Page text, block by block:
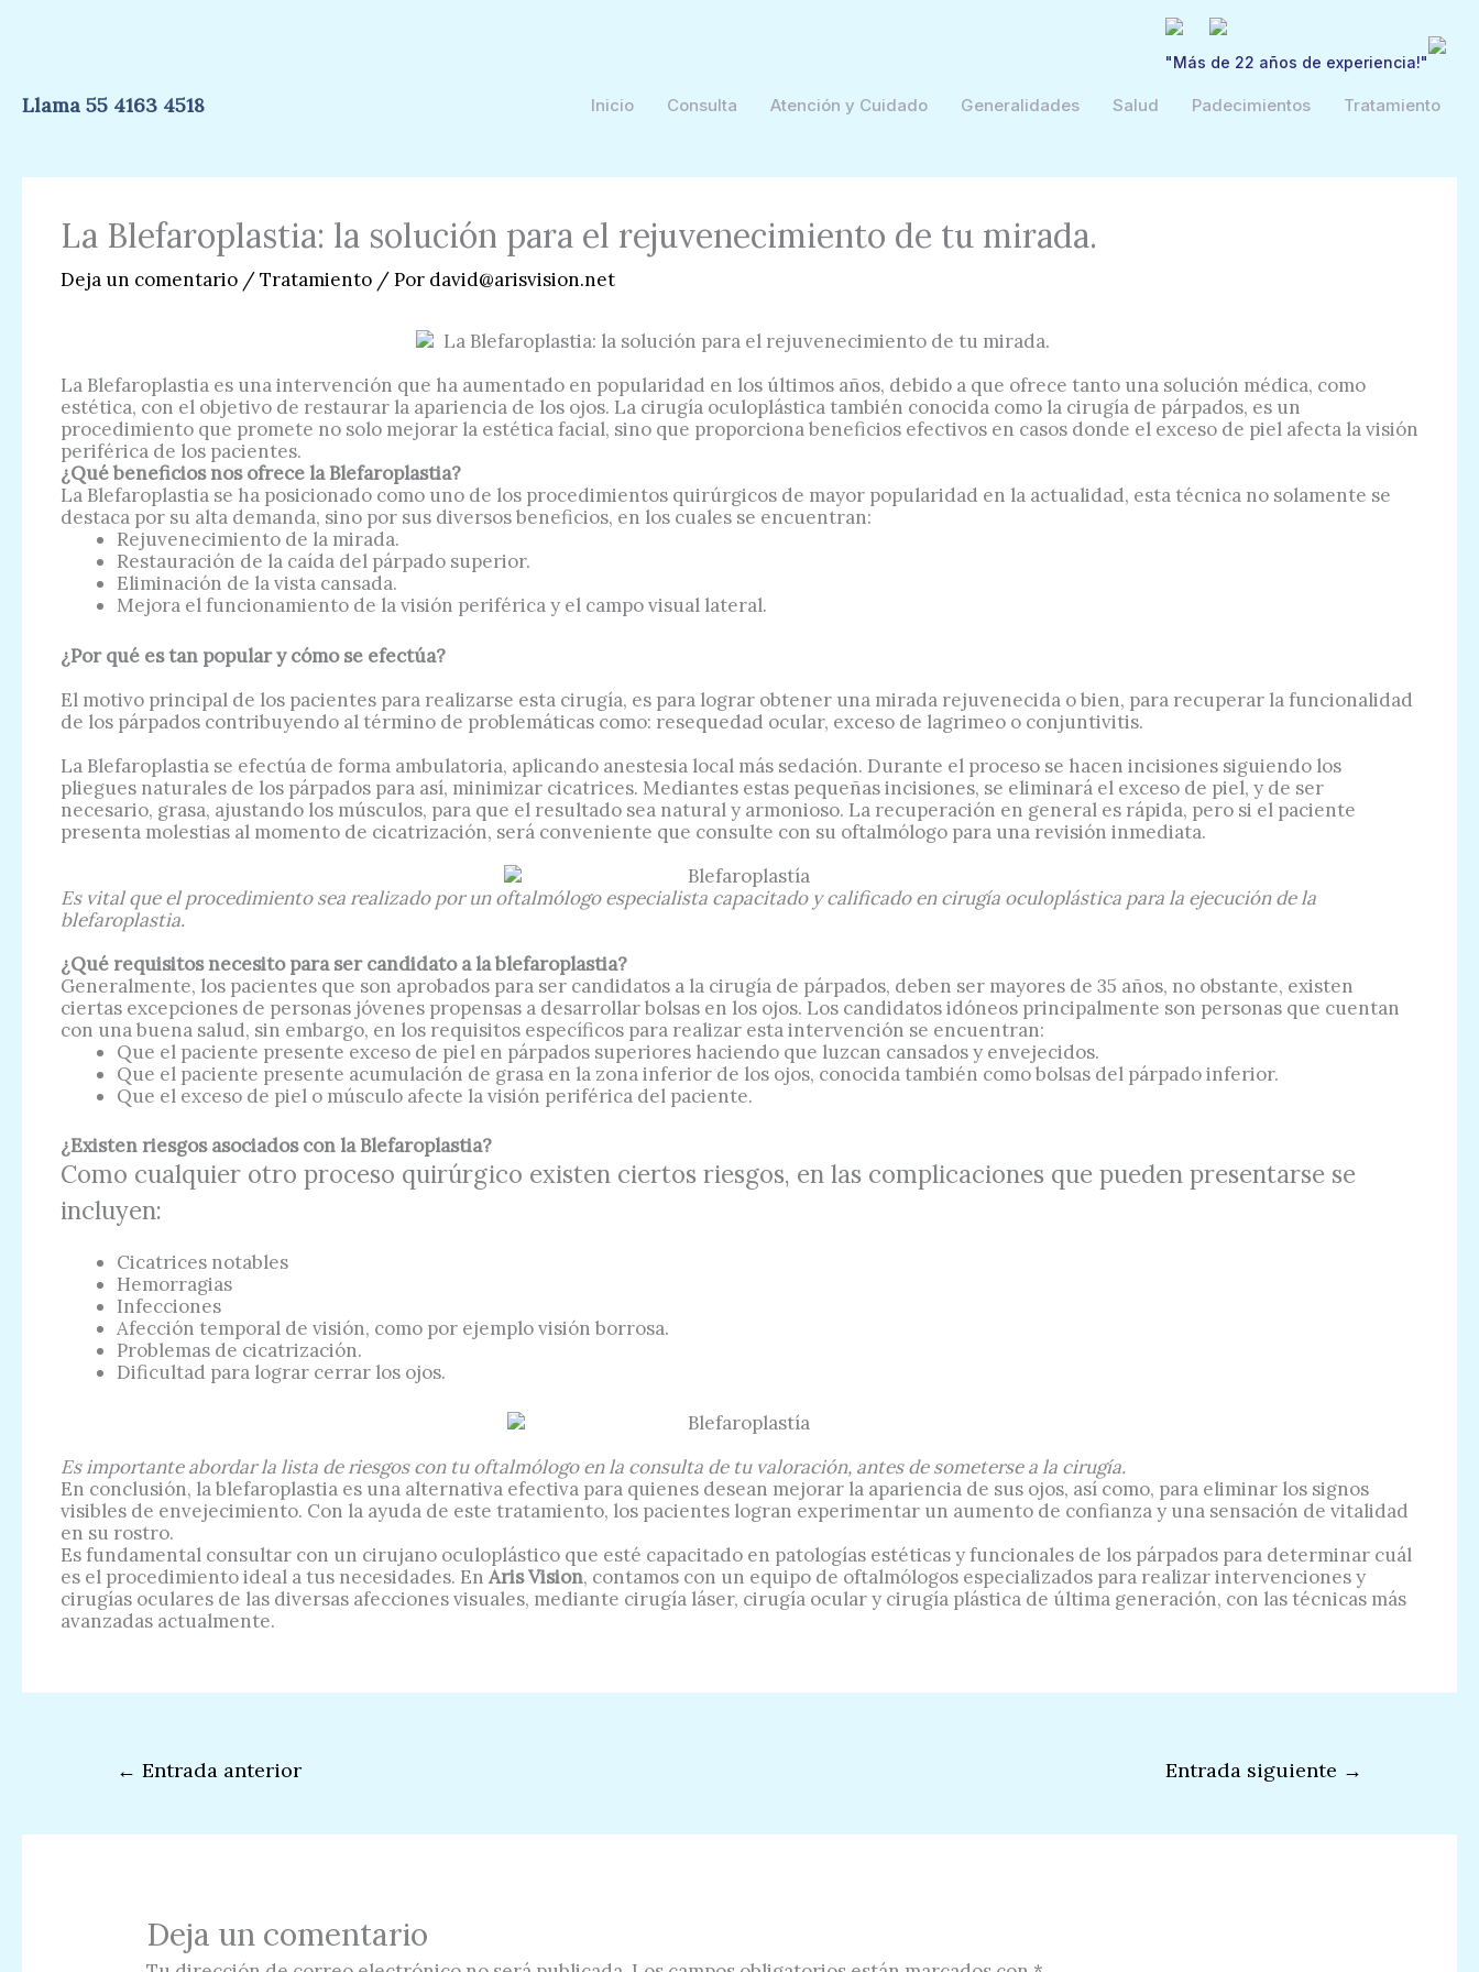
"Más de 22 años de experiencia!"
Llama 55 4163 4518 Inicio Consulta Atención y Cuidado Generalidades Salud Padecimientos Tratamiento
La Blefaroplastia: la solución para el rejuvenecimiento de tu mirada.
Deja un comentario /Tratamiento / Por david@arisvision.net
La Blefaroplastia es una intervención que ha aumentado en popularidad en los últimos años, debido a que ofrece tanto una solución médica, como
estética, con el objetivo de restaurar la apariencia de los ojos. La cirugía oculoplástica también conocida como la cirugía de párpados, es un
procedimiento que promete no solo mejorar la estética facial, sino que proporciona beneficios efectivos en casos donde el exceso de piel afecta la visión
periférica de los pacientes.
¿Qué beneficios nos ofrece la Blefaroplastia?
La Blefaroplastia se ha posicionado como uno de los procedimientos quirúrgicos de mayor popularidad en la actualidad, esta técnica no solamente se
destaca por su alta demanda, sino por sus diversos beneficios, en los cuales se encuentran:
Rejuvenecimiento de la mirada.
Restauración de la caída del párpado superior.
Eliminación de la vista cansada.
Mejora el funcionamiento de la visión periférica y el campo visual lateral.
¿Por qué es tan popular y cómo se efectúa?
El motivo principal de los pacientes para realizarse esta cirugía, es para lograr obtener una mirada rejuvenecida o bien, para recuperar la funcionalidad
de los párpados contribuyendo al término de problemáticas como: resequedad ocular, exceso de lagrimeo o conjuntivitis.
La Blefaroplastia se efectúa de forma ambulatoria, aplicando anestesia local más sedación. Durante el proceso se hacen incisiones siguiendo los
pliegues naturales de los párpados para así, minimizar cicatrices. Mediantes estas pequeñas incisiones, se eliminará el exceso de piel, y de ser
necesario, grasa, ajustando los músculos, para que el resultado sea natural y armonioso. La recuperación en general es rápida, pero si el paciente
presenta molestias al momento de cicatrización, será conveniente que consulte con su oftalmólogo para una revisión inmediata.
Es vital que el procedimiento sea realizado por un oftalmólogo especialista capacitado y calificado en cirugía oculoplástica para la ejecución de la
blefaroplastia.
¿Qué requisitos necesito para ser candidato a la blefaroplastia?
Generalmente, los pacientes que son aprobados para ser candidatos a la cirugía de párpados, deben ser mayores de 35 años, no obstante, existen
ciertas excepciones de personas jóvenes propensas a desarrollar bolsas en los ojos. Los candidatos idóneos principalmente son personas que cuentan
con una buena salud, sin embargo, en los requisitos específicos para realizar esta intervención se encuentran:
Que el paciente presente exceso de piel en párpados superiores haciendo que luzcan cansados y envejecidos.
Que el paciente presente acumulación de grasa en la zona inferior de los ojos, conocida también como bolsas del párpado inferior.
Que el exceso de piel o músculo afecte la visión periférica del paciente.
¿Existen riesgos asociados con la Blefaroplastia?
Como cualquier otro proceso quirúrgico existen ciertos riesgos, en las complicaciones que pueden presentarse se
incluyen:
Cicatrices notables
Hemorragias
Infecciones
Afección temporal de visión, como por ejemplo visión borrosa.
Problemas de cicatrización.
Dificultad para lograr cerrar los ojos.
Es importante abordar la lista de riesgos con tu oftalmólogo en la consulta de tu valoración, antes de someterse a la cirugía.
En conclusión, la blefaroplastia es una alternativa efectiva para quienes desean mejorar la apariencia de sus ojos, así como, para eliminar los signos
visibles de envejecimiento. Con la ayuda de este tratamiento, los pacientes logran experimentar un aumento de confianza y una sensación de vitalidad
en su rostro.
Es fundamental consultar con un cirujano oculoplástico que esté capacitado en patologías estéticas y funcionales de los párpados para determinar cuál
es el procedimiento ideal a tus necesidades. En Aris Vision, contamos con un equipo de oftalmólogos especializados para realizar intervenciones y
cirugías oculares de las diversas afecciones visuales, mediante cirugía láser, cirugía ocular y cirugía plástica de última generación, con las técnicas más
avanzadas actualmente.
← Entrada anterior Entrada siguiente →
Deja un comentario